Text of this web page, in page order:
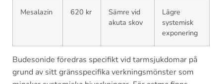
Mesalazin 620 kr
Sämre vid
akuta skov
Lägre
systemisk
exponering
Budesonide föredras specifikt vid tarmsjukdomar på
grund av sitt gränsspecifika verkningsmönster som